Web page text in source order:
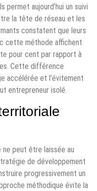
permet aujourd’hui un suivi
la tête de réseau et les
constatent que leurs
cette méthode affichent
pour cent par rapport à
Cette différence
accélérée et l’évitement
entrepreneur isolé.
ne peut être laissée au
de développement
progressivement un
méthodique évite la